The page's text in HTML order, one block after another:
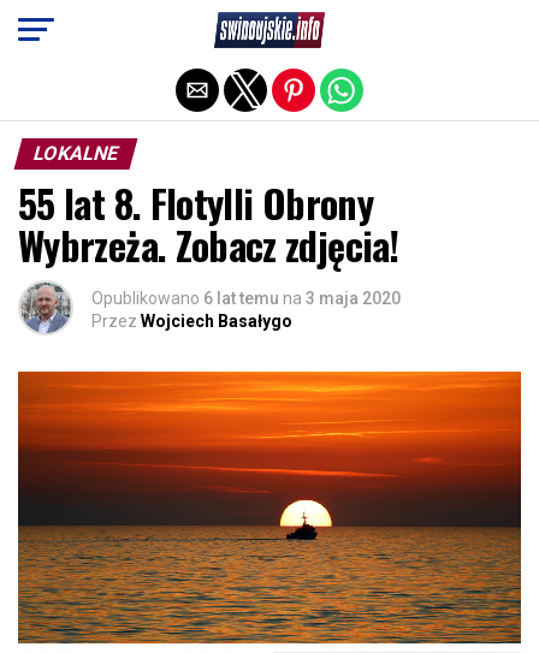
LOKALNE
55 lat 8. Flotylli Obrony
Wybrzeża. Zobacz zdjęcia!
Opublikowano 6 lat temu na 3 maja 2020
Przez Wojciech Basałygo
Exit mobile version